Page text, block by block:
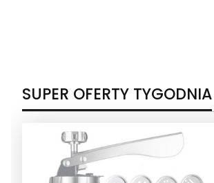
SUPER OFERTY TYGODNIA